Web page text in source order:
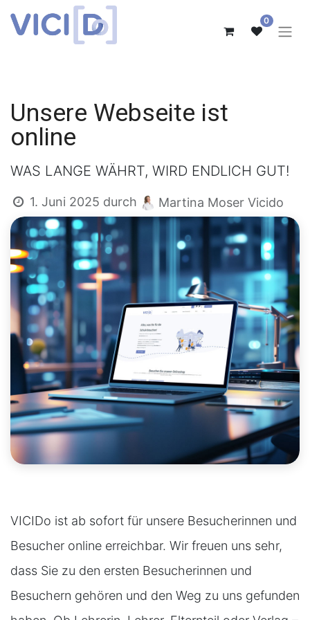
0
Unsere Webseite ist
online
WAS LANGE WÄHRT, WIRD ENDLICH GUT!
1. Juni 2025 durch Martina Moser Vicido
VICIDo ist ab sofort für unsere Besucherinnen und
Besucher online erreichbar. Wir freuen uns sehr,
dass Sie zu den ersten Besucherinnen und
Besuchern gehören und den Weg zu uns gefunden